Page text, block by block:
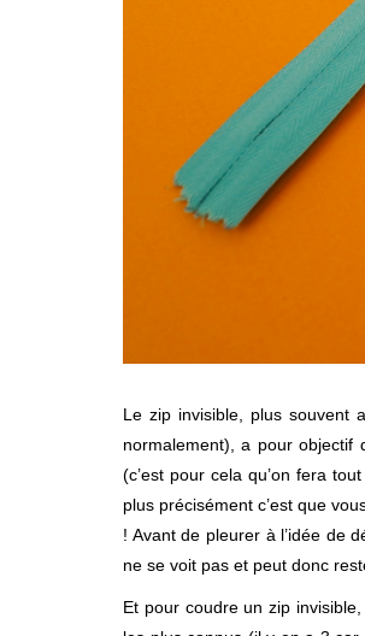
Le zip invisible, plus souvent
normalement), a pour objectif
(c’est pour cela qu’on fera
plus précisément c’est que
! Avant de pleurer à l’idée de
ne se voit pas et peut donc
Et pour coudre un zip